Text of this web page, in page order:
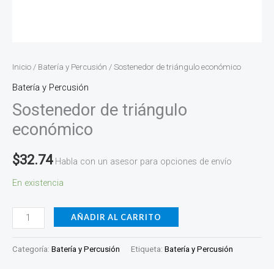
Inicio / Batería y Percusión / Sostenedor de triángulo económico
Batería y Percusión
Sostenedor de triángulo
económico
$32.74 Habla con un asesor para opciones de envío
En existencia
AÑADIR AL CARRITO
Categoría: Batería y Percusión Etiqueta: Batería y Percusión